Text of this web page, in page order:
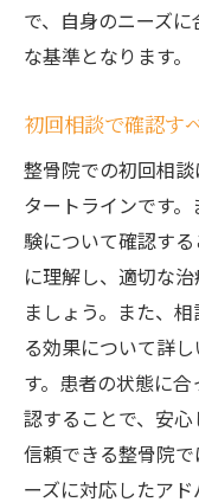
で、自身のニーズ
な基準となります。
初回相談で確認す
整骨院での初回相
タートラインです
験について確認す
に理解し、適切な
ましょう。また、
る効果について詳
す。患者の状態に
認することで、安心
信頼できる整骨院
ーズに対応したア